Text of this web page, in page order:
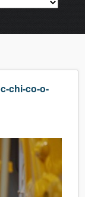
chi-co-o-